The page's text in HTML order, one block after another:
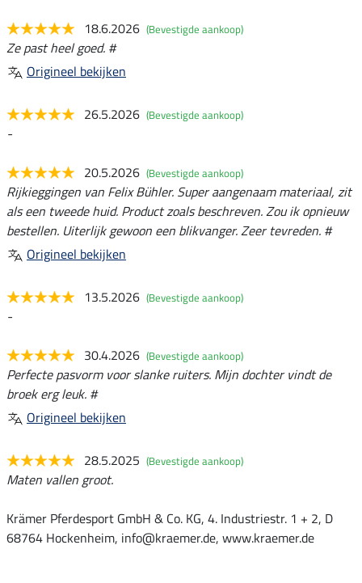
18.6.2026 (Bevestigde aankoop)
Ze past heel goed. #
Origineel bekijken
26.5.2026 (Bevestigde aankoop)
-
20.5.2026 (Bevestigde aankoop)
Rijkieggingen van Felix Bühler. Super aangenaam materiaal, zit
als een tweede huid. Product zoals beschreven. Zou ik opnieuw
bestellen. Uiterlijk gewoon een blikvanger. Zeer tevreden. #
Origineel bekijken
13.5.2026 (Bevestigde aankoop)
-
30.4.2026 (Bevestigde aankoop)
Perfecte pasvorm voor slanke ruiters. Mijn dochter vindt de
broek erg leuk. #
Origineel bekijken
28.5.2025 (Bevestigde aankoop)
Maten vallen groot.
Krämer Pferdesport GmbH & Co. KG, 4. Industriestr. 1 + 2, D
68764 Hockenheim, info@kraemer.de, www.kraemer.de